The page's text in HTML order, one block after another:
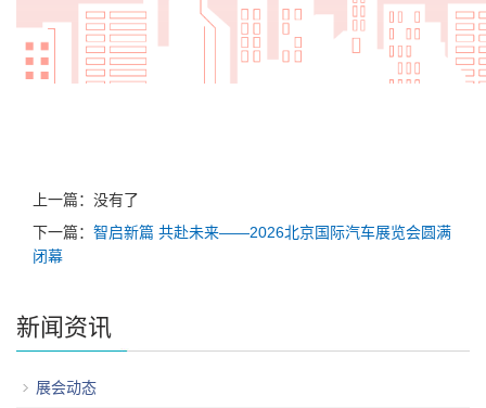
上一篇：没有了
下一篇： 智启新篇 共赴未来——2026北京国际汽车展览会圆满
闭幕
新闻资讯
展会动态